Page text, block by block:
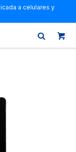
a celulares y